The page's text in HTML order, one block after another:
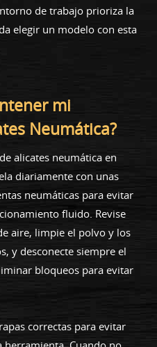
de trabajo prioriza la
elegir un modelo con esta
mi
Neumática?
alicates neumática en
diariamente con unas
neumáticas para evitar
fluido. Revise
aire, limpie el polvo y los
y desconecte siempre el
bloqueos para evitar
correctas para evitar